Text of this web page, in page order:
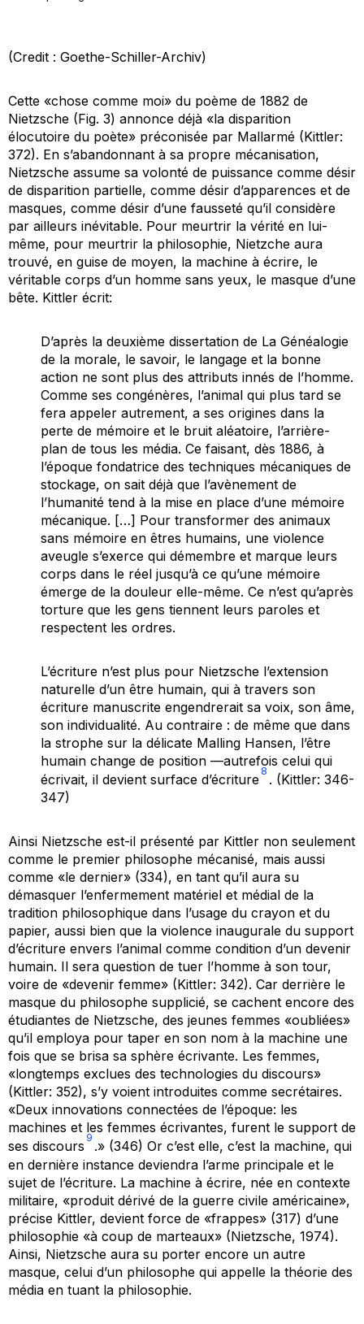
(Credit : Goethe-Schiller-Archiv)
Cette «chose comme moi» du poème de 1882 de
Nietzsche (Fig. 3) annonce déjà «la disparition
élocutoire du poète» préconisée par Mallarmé (Kittler:
372). En s’abandonnant à sa propre mécanisation,
Nietzsche assume sa volonté de puissance comme désir
de disparition partielle, comme désir d’apparences et de
masques, comme désir d’une fausseté qu’il considère
par ailleurs inévitable. Pour meurtrir la vérité en lui-
même, pour meurtrir la philosophie, Nietzche aura
trouvé, en guise de moyen, la machine à écrire, le
véritable corps d’un homme sans yeux, le masque d’une
bête. Kittler écrit:
D’après la deuxième dissertation de La Généalogie
de la morale, le savoir, le langage et la bonne
action ne sont plus des attributs innés de l’homme.
Comme ses congénères, l’animal qui plus tard se
fera appeler autrement, a ses origines dans la
perte de mémoire et le bruit aléatoire, l’arrière-
plan de tous les média. Ce faisant, dès 1886, à
l’époque fondatrice des techniques mécaniques de
stockage, on sait déjà que l’avènement de
l’humanité tend à la mise en place d’une mémoire
mécanique. […] Pour transformer des animaux
sans mémoire en êtres humains, une violence
aveugle s’exerce qui démembre et marque leurs
corps dans le réel jusqu’à ce qu’une mémoire
émerge de la douleur elle-même. Ce n’est qu’après
torture que les gens tiennent leurs paroles et
respectent les ordres.
L’écriture n’est plus pour Nietzsche l’extension
naturelle d’un être humain, qui à travers son
écriture manuscrite engendrerait sa voix, son âme,
son individualité. Au contraire : de même que dans
la strophe sur la délicate Malling Hansen, l’être
humain change de position —autrefois celui qui
écrivait, il devient surface d’écriture
8
. (Kittler: 346-
347)
Ainsi Nietzsche est-il présenté par Kittler non seulement
comme le premier philosophe mécanisé, mais aussi
comme «le dernier» (334), en tant qu’il aura su
démasquer l’enfermement matériel et médial de la
tradition philosophique dans l’usage du crayon et du
papier, aussi bien que la violence inaugurale du support
d’écriture envers l’animal comme condition d’un devenir
humain. Il sera question de tuer l’homme à son tour,
voire de «devenir femme» (Kittler: 342). Car derrière le
masque du philosophe supplicié, se cachent encore des
étudiantes de Nietzsche, des jeunes femmes «oubliées»
qu’il employa pour taper en son nom à la machine une
fois que se brisa sa sphère écrivante. Les femmes,
«longtemps exclues des technologies du discours»
(Kittler: 352), s’y voient introduites comme secrétaires.
«Deux innovations connectées de l’époque: les
machines et les femmes écrivantes, furent le support de
ses discours
9
.» (346) Or c’est elle, c’est la machine, qui
en dernière instance deviendra l’arme principale et le
sujet de l’écriture. La machine à écrire, née en contexte
militaire, «produit dérivé de la guerre civile américaine»,
précise Kittler, devient force de «frappes» (317) d’une
philosophie «à coup de marteaux» (Nietzsche, 1974).
Ainsi, Nietzsche aura su porter encore un autre
masque, celui d’un philosophe qui appelle la théorie des
média en tuant la philosophie.